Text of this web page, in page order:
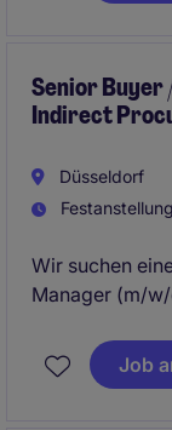
Senior Buyer
Indirect
Düsseldorf
Festanstellung
Wir suchen
Manager (m/
verantwortet,
Job